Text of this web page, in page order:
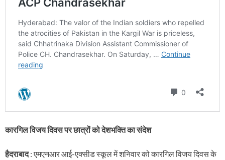
कारगिल विजय दिवस पर छात्रों को देशभक्ति का संदेश
हैदराबाद: एमएनआर आई-एक्सीड स्कूल में शनिवार को कारगिल विजय दिवस के